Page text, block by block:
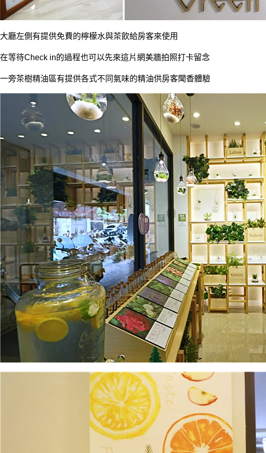
大廳左側有提供免費的檸檬水與茶飲給房客來使用
在等待Check in的過程也可以先來這片網美牆拍照打卡留念
一旁茶樹精油區有提供各式不同氣味的精油供房客聞香體驗